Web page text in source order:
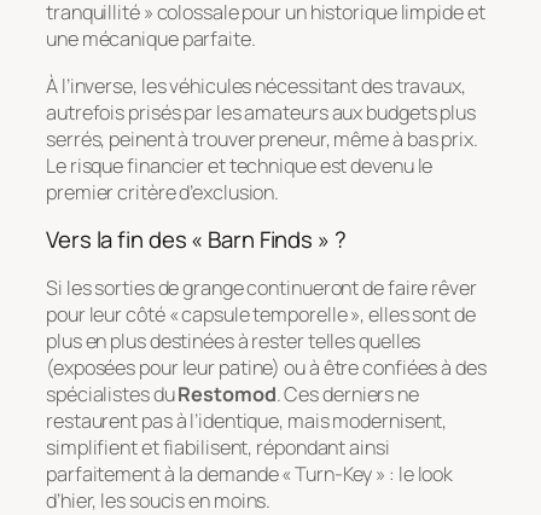
tranquillité » colossale pour un historique limpide et
une mécanique parfaite.
À l’inverse, les véhicules nécessitant des travaux,
autrefois prisés par les amateurs aux budgets plus
serrés, peinent à trouver preneur, même à bas prix.
Le risque financier et technique est devenu le
premier critère d’exclusion.
Vers la fin des « Barn Finds » ?
Si les sorties de grange continueront de faire rêver
pour leur côté « capsule temporelle », elles sont de
plus en plus destinées à rester telles quelles
(exposées pour leur patine) ou à être confiées à des
spécialistes duRestomod. Ces derniers ne
restaurent pas à l’identique, mais modernisent,
simplifient et fiabilisent, répondant ainsi
parfaitement à la demande « Turn-Key » : le look
d’hier, les soucis en moins.